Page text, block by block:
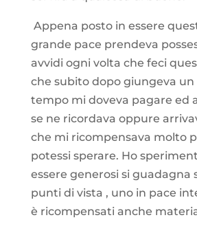
Appena posto in essere
grande pace prendeva
avvidi ogni volta che feci
che subito dopo giungeva un
tempo mi doveva pagare ed
se ne ricordava oppure
che mi ricompensava molto
potessi sperare. Ho
essere generosi si guadagna
punti di vista , uno in pace
è ricompensati anche